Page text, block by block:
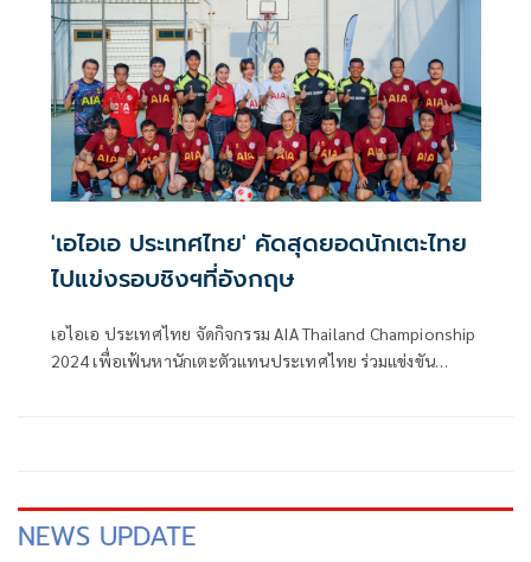
'เอไอเอ ประเทศไทย' คัดสุดยอดนักเตะไทย
ไปแข่งรอบชิงฯที่อังกฤษ
เอไอเอ ประเทศไทย จัดกิจกรรม AIA Thailand Championship
2024 เพื่อเฟ้นหานักเตะตัวแทนประเทศไทย ร่วมแข่งขัน
NEWS UPDATE